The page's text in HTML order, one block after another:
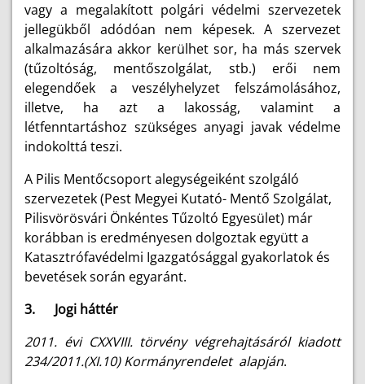
vagy a megalakított polgári védelmi szervezetek
jellegükből adódóan nem képesek. A szervezet
alkalmazására akkor kerülhet sor, ha más szervek
(tűzoltóság, mentőszolgálat, stb.) erői nem
elegendőek a veszélyhelyzet felszámolásához,
illetve, ha azt a lakosság, valamint a
létfenntartáshoz szükséges anyagi javak védelme
indokolttá teszi.
A Pilis Mentőcsoport alegységeiként szolgáló
szervezetek (Pest Megyei Kutató- Mentő Szolgálat,
Pilisvörösvári Önkéntes Tűzoltó Egyesület) már
korábban is eredményesen dolgoztak együtt a
Katasztrófavédelmi Igazgatósággal gyakorlatok és
bevetések során egyaránt.
3. Jogi háttér
2011. évi CXXVIII. törvény végrehajtásáról kiadott
234/2011.(XI.10) Kormányrendelet alapján.